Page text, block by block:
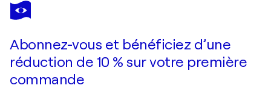
LESZEK NOWAK
Dark obsession
Abonnez-vous et bénéficiez d’une
réduction de 10 % sur votre première
commande